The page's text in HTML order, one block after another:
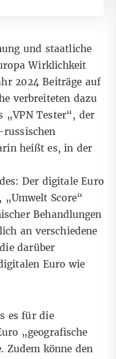
und staatliche
Wirklichkeit
2024Beiträge auf
verbreiteten dazu
„VPN Tester“, der
russischen
heißt es, in der
Der digitale Euro
„Umwelt Score“
Behandlungen
an verschiedene
darüber
Euro wie
es für die
„geografische
Zudem könne den